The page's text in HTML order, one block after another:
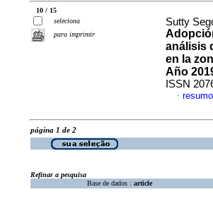
10 / 15
seleciona
para imprimir
Sutty
análisis
en la
Año
ISSN
·
página 1 de 2
Refinar a pesquisa
Base de dados : article